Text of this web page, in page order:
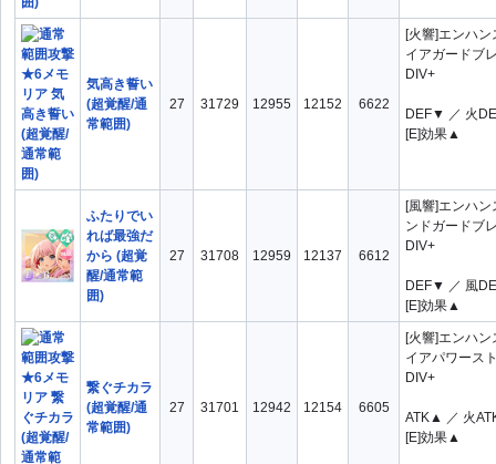
気高き誓い
(超覚醒/通
常範囲)
27 31729 12955 12152 6622
[火響]エンハン
イアガードブ
DIV+
DEF▼ ／ 火
[E]効果▲
ふたりでい
れば最強だ
から (超覚
醒/通常範
囲)
27 31708 12959 12137 6612
[風響]エンハン
ンドガードブ
DIV+
DEF▼ ／ 風
[E]効果▲
繋ぐチカラ
(超覚醒/通
常範囲)
27 31701 12942 12154 6605
[火響]エンハン
イアパワース
DIV+
ATK▲ ／ 火
[E]効果▲